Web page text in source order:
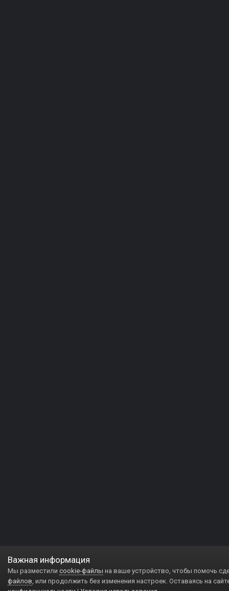
Важная информация
Мы разместили cookie-файлы на ваше устройство, чтобы помочь
файлов, или продолжить без изменения настроек. Оставаясь на